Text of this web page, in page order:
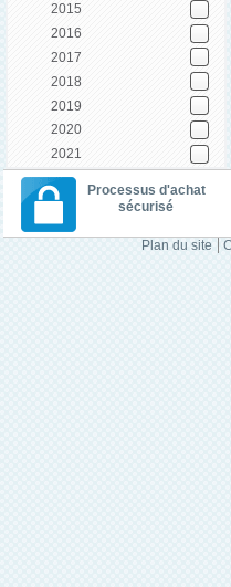
2015
2016
2017
2018
2019
2020
2021
Processus d'achat
sécurisé
Plan du site